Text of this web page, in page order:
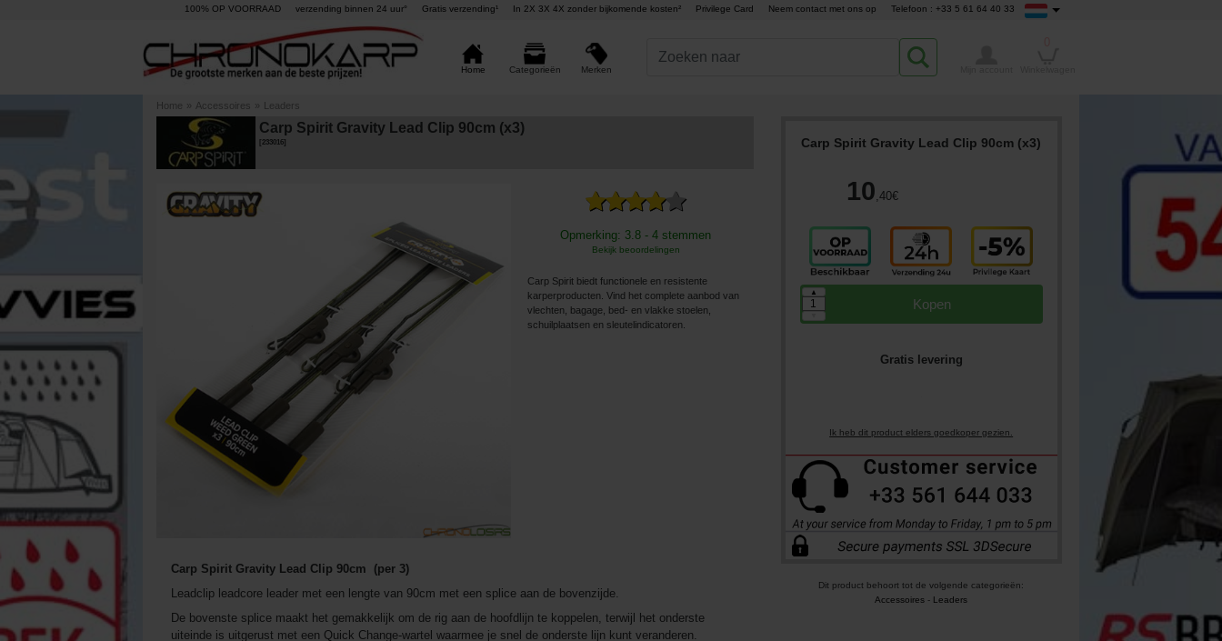
100% OP VOORRAAD verzending binnen 24 uur° Gratis verzending¹ In 2X 3X 4X zonder bijkomende kosten² Privilege Card Neem contact met ons op Telefoon : +33 5 61 64 40 33
Home Categorieën Merken
Home » Accessoires » Leaders
Carp Spirit Gravity Lead Clip 90cm (x3)
233016]
Opmerking: 3.8 - 4 stemmen
Bekijk beoordelingen
Carp Spirit biedt functionele en resistente
karperproducten. Vind het complete aanbod van
vlechten, bagage, bed- en vlakke stoelen,
schuilplaatsen en sleutelindicatoren.
Carp Spirit Gravity Lead Clip 90cm (x3)
10,40€
Kopen
▲
Gratis levering
Ik heb dit product elders goedkoper gezien.
Dit product behoort tot de volgende categorieën:
Accessoires - Leaders
Carp Spirit Gravity Lead Clip 90cm
(per 3)
Leadclip leadcore leader met een lengte van 90cm met een splice aan de bovenzijde.
De bovenste splice maakt het gemakkelijk om de rig aan de hoofdlijn te koppelen, terwijl het onderste
uiteinde is uitgerust met een Quick Change-wartel waarmee je snel de onderste lijn kunt veranderen.